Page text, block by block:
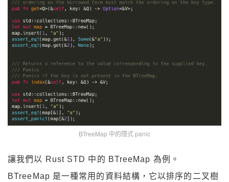
BTreeMap 中的隱式 panic
讓我們以 Rust STD 中的 BTreeMap 為例。
BTreeMap 是一種常用的資料結構，它以排序的二叉樹